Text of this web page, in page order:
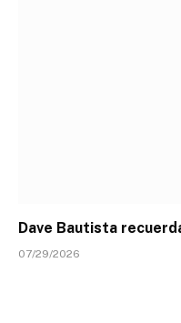
Dave Bautista
07/29/2026